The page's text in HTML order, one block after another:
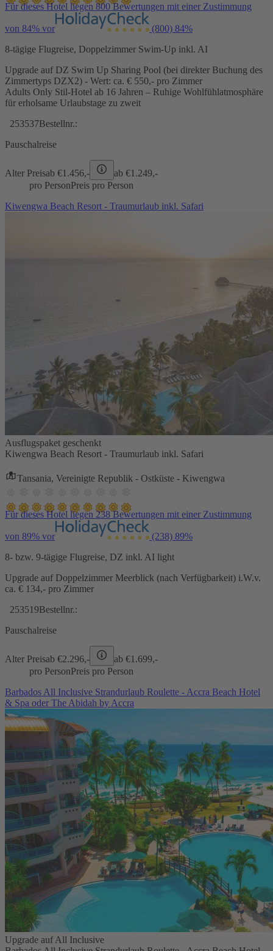
Für dieses Hotel liegen 800 Bewertungen mit einer Zustimmung
von 84% vor (800) 84%
8-tägige Flugreise, Doppelzimmer Swim-Up inkl. AI
Upgrade auf DZ Swim Up Sharing Pool (bei direkter Buchung des
Zimmertyps DZX2) - Wert: ca. € 550,- pro Zimmer
Adults Only Stil-Hotel ab 16 Jahren – Ruhige Wohlfühlatmosphäre
für erholsame Urlaubstage zu zweit
253537Bestellnr.:
Pauschalreise
Alter Preisab €1.456,- ab €1.249,-
pro PersonPreis pro Person
Kiwengwa Beach Resort - Traumurlaub inkl. Safari
Ausflugspaket geschenkt
Kiwengwa Beach Resort - Traumurlaub inkl. Safari
Tansania, Vereinigte Republik - Ostküste - Kiwengwa
Für dieses Hotel liegen 238 Bewertungen mit einer Zustimmung
von 89% vor (238) 89%
8- bzw. 9-tägige Flugreise, DZ inkl. AI light
Upgrade auf Doppelzimmer Meerblick (nach Verfügbarkeit) i.W.v.
ca. € 134,- pro Zimmer
253519Bestellnr.:
Pauschalreise
Alter Preisab €2.296,- ab €1.699,-
pro PersonPreis pro Person
Barbados All Inclusive Strandurlaub Roulette - Accra Beach Hotel
& Spa oder The Abidah by Accra
Upgrade auf All Inclusive